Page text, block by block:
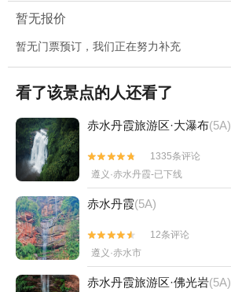
暂无报价
暂无门票预订，我们正在努力补充
看了该景点的人还看了
赤水丹霞旅游区·大瀑布(5A)


1335条评论
遵义·赤水丹霞-已下线
赤水丹霞(5A)


12条评论
遵义·赤水市
赤水丹霞旅游区·佛光岩(5A)